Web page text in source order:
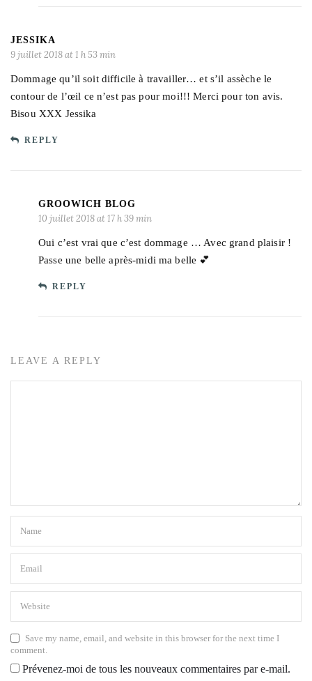
JESSIKA
9 juillet 2018 at 1 h 53 min
Dommage qu’il soit difficile à travailler… et s’il assèche le
contour de l’œil ce n’est pas pour moi!!! Merci pour ton avis.
Bisou XXX Jessika
REPLY
GROOWICH BLOG
10 juillet 2018 at 17 h 39 min
Oui c’est vrai que c’est dommage … Avec grand plaisir !
Passe une belle après-midi ma belle 💕
REPLY
LEAVE A REPLY
Save my name, email, and website in this browser for the next time I
comment.
Prévenez-moi de tous les nouveaux commentaires par e-mail.